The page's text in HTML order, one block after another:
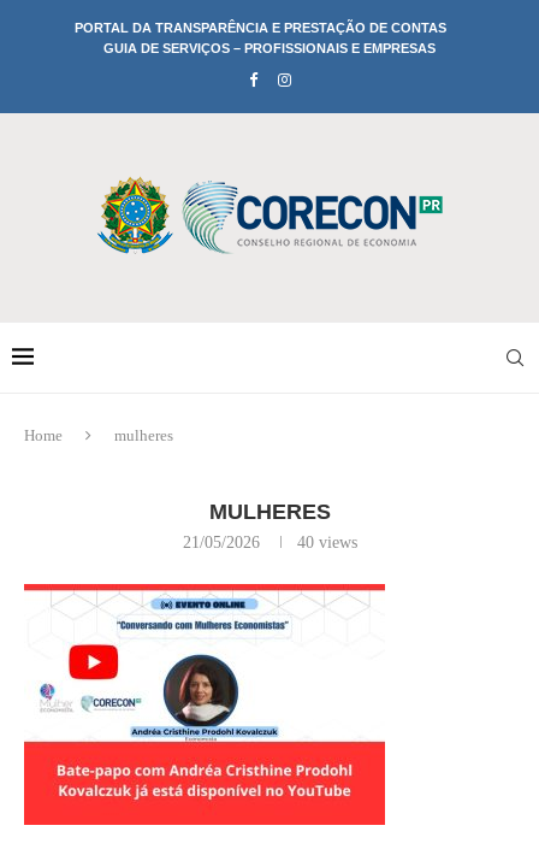
PORTAL DA TRANSPARÊNCIA E PRESTAÇÃO DE CONTAS
GUIA DE SERVIÇOS – PROFISSIONAIS E EMPRESAS
Home mulheres
MULHERES
21/05/2026 40views